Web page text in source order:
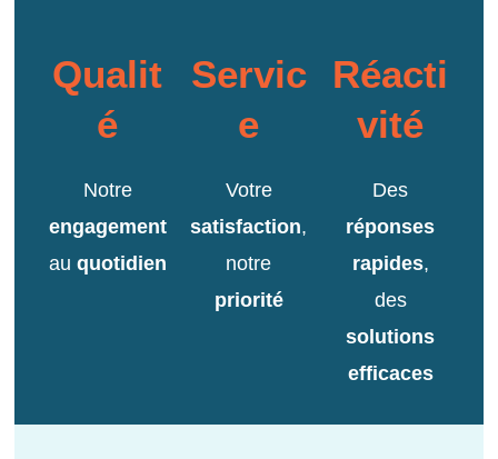
Qualit
é
Notre
engagement
au quotidien
Servic
e
Votre
satisfaction,
notre
priorité
Réacti
vité
Des
réponses
rapides,
des
solutions
efficaces